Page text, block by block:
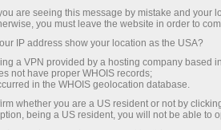
YouTube: Video could not be
are seeing this message by mistake and your
you must leave the website in order to
IP address show your location as the USA?
a VPN provided by a hosting company based
not have proper WHOIS records;
in the WHOIS geolocation database.
whether you are a US resident or not by
being a US resident, you will not be able to